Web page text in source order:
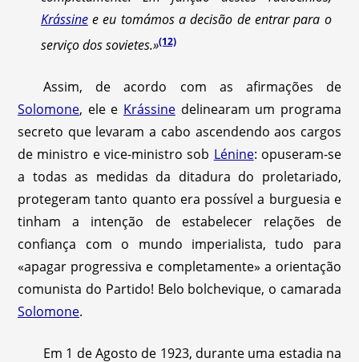
Krássinee eu tomámos a decisão de entrar para o
serviço dos sovietes.»(12)
Assim, de acordo com as afirmações de
Solomone, ele e Krássine delinearam um programa
secreto que levaram a cabo ascendendo aos cargos
de ministro e vice-ministro sob Lénine: opuseram-se
a todas as medidas da ditadura do proletariado,
protegeram tanto quanto era possível a burguesia e
tinham a intenção de estabelecer relações de
confiança com o mundo imperialista, tudo para
«apagar progressiva e completamente» a orientação
comunista do Partido! Belo bolchevique, o camarada
Solomone.
Em 1 de Agosto de 1923, durante uma estadia na